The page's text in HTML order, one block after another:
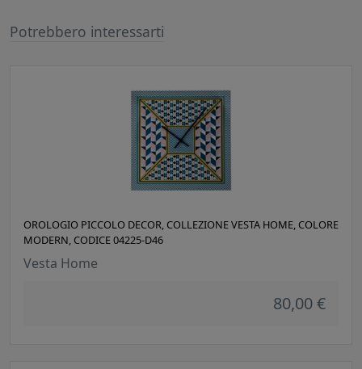
Potrebbero interessarti
OROLOGIO PICCOLO DECOR, COLLEZIONE VESTA HOME, COLORE
MODERN, CODICE 04225-D46
Vesta Home
80,00 €